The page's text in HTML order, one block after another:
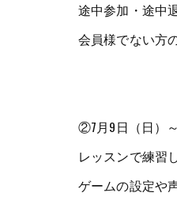
途中参加・途中
会員様でない方
②7月9日（日）
レッスンで練習
ゲームの設定や